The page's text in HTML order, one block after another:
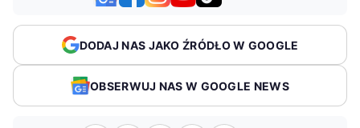
DODAJ NAS JAKO ŹRÓDŁO W GOOGLE
OBSERWUJ NAS W GOOGLE NEWS